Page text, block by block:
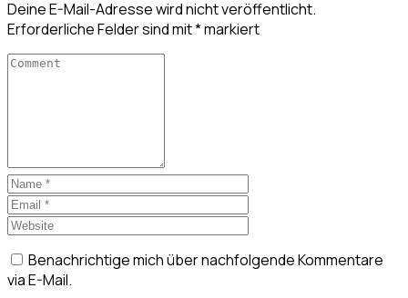
Deine E-Mail-Adresse wird nicht veröffentlicht.
Erforderliche Felder sind mit*markiert
Benachrichtige mich über nachfolgende Kommentare
via E-Mail.